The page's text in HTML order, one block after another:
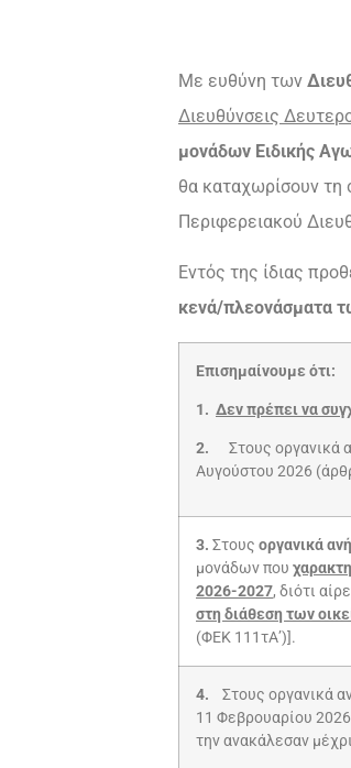
Με ευθύνη των
Διευθύνσεις
μονάδων Eιδικής
θα καταχωρίσουν τη
Περιφερειακού
Εντός της ίδιας
κενά/πλεονάσματα
Επισημαίνουμε ότι:
1. Δεν πρέπει να
2. Στους οργανικά
Αυγούστου 2026
3. Στους οργανικά
μονάδων που
2026-2027, διότι
στη διάθεση των
(ΦΕΚ 111τΑ’)].
4. Στους οργανικά
11 Φεβρουαρίου
την ανακάλεσαν